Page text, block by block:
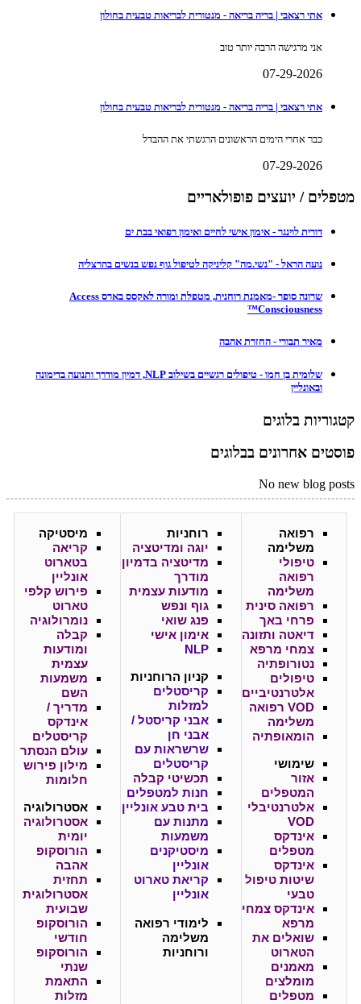
אתי רצאבי | בריה בריאה - מנטורית לבריאות טבעית בחולון
אני מרגישה הרבה יותר טוב
07-29-2026
אתי רצאבי | בריה בריאה - מנטורית לבריאות טבעית בחולון
כבר אחרי הימים הראשונים הרגשתי את ההבדל
07-29-2026
מטפלים / יועצים פופולאריים
דורית לוינגר - אימון אישי לחיים ואימון רפואי בבת ים
נועה הראל - "נשי.מה" קליניקה לטיפול גוף נפש בנשים בהרצליה
שרונה סופר -מאמנת רוחנית, מטפלת ומורה לאקסס בארס Access
Consciousness™
מאיר תבורי - החזרת אהבה
שלומית בן חמו - טיפולים רגשיים בשילוב NLP, דמיון מודרך ותנועה בדימונה
ובאונליין
קטגוריות בלוגים
פוסטים אחרונים בבלוגים
No new blog posts
רפואה
משלימה
טיפולי
רפואה
משלימה
רפואה סינית
פרחי באך
דיאטה ותזונה
צמחי מרפא
נטורופתיה
טיפולים
אלטרנטיביים
VOD רפואה
משלימה
הומאופתיה
שימושי
אזור
המטפלים
אלטרנטיבלי
VOD
אינדקס
מטפלים
אינדקס
שיטות טיפול
טבעי
אינדקס צמחי
מרפא
שואלים את
הטארוט
מאמנים
מומלצים
מטפלים
רוחניות
יוגה ומדיטציה
מדיטציה בדמיון
מודרך
מודעות עצמית
גוף ונפש
פנג שואי
אימון אישי
NLP
קניון הרוחניות
קריסטלים
למזלות
אבני קריסטל /
אבני חן
שרשראות עם
קריסטלים
תכשיטי קבלה
חנות למטפלים
בית טבע אונליין
מתנות עם
משמעות
מיסטיקנים
אונליין
קריאת טארוט
אונליין
לימודי רפואה
משלימה
ורוחניות
מיסטיקה
קריאה
בטארוט
אונליין
פירוש קלפי
טארוט
נומרולוגיה
קבלה
ומודעות
עצמית
משמעות
השם
מדריך /
אינדקס
קריסטלים
עולם הנסתר
מילון פירוש
חלומות
אסטרולוגיה
אסטרולוגיה
יומית
הורוסקופ
אהבה
תחזית
אסטרולוגית
שבועית
הורוסקופ
חודשי
הורוסקופ
שנתי
התאמת
מזלות